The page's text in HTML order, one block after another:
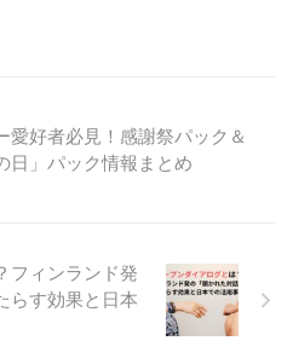
愛好者必見！感謝祭パック＆
日」パック情報まとめ
フィンランド発
らす効果と日本